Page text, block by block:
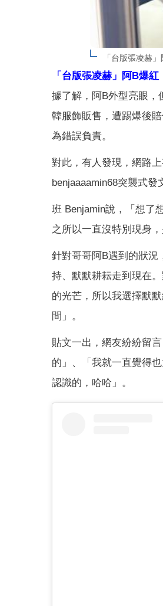
「台版張凌赫
「台版張凌赫」阿B爆
據了解，阿B外型亮眼，
韓服飾販售，遭踢爆後
為錯誤負責。
對此，有人發現，網路上
benjaaaamin68突襲式發
班 Benjamin說，「想了
之所以一直沒特別現身
針對哥哥阿B遇到的狀況
持、默默耕耘走到現在
的光芒，所以我選擇默
間」。
貼文一出，網友紛紛留
的」、「我就一直覺得
認識的，哈哈」。